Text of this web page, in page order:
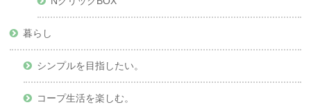
暮らし
シンプルを目指したい。
コープ生活を楽しむ。